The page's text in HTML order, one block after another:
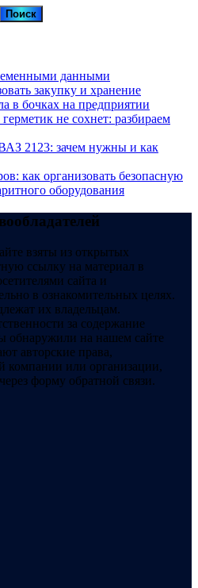
данными
закупку и хранение
в бочках на предприятии
не сохнет: разбираем
2123: зачем нужны и как
как организовать безопасную
оборудования
взяты из открытых
ссылку на материал в
сайта и
в ознакомительных целях.
их владельцам.
за содержание
обнаружили на нашем сайте
авторские права,
или организации,
форму обратной связи.